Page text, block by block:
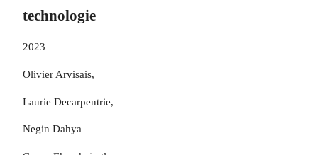
technologie
2023
Olivier Arvisais,
Laurie Decarpentrie,
Negin Dahya